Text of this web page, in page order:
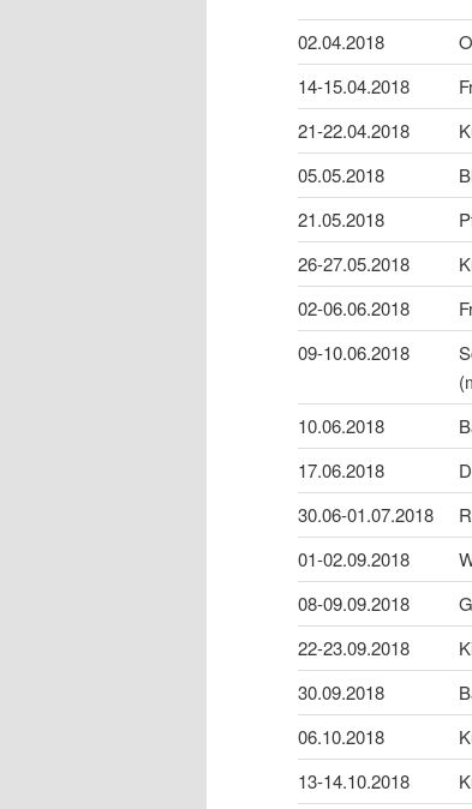
02.04.2018
14-15.04.2018
21-22.04.2018
05.05.2018
21.05.2018
26-27.05.2018
02-06.06.2018
09-10.06.2018
10.06.2018
17.06.2018
30.06-01.07.2018
01-02.09.2018
08-09.09.2018
22-23.09.2018
30.09.2018
06.10.2018
13-14.10.2018